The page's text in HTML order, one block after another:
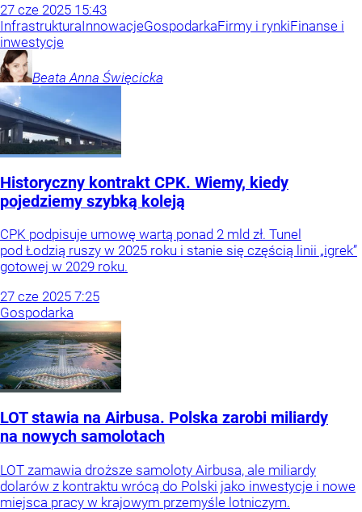
27 cze 2025 15:43
InfrastrukturaInnowacjeGospodarkaFirmy i rynkiFinanse i
inwestycje
Beata Anna Święcicka
Historyczny kontrakt CPK. Wiemy, kiedy
pojedziemy szybką koleją
CPK podpisuje umowę wartą ponad 2 mld zł. Tunel
pod Łodzią ruszy w 2025 roku i stanie się częścią linii „igrek”
gotowej w 2029 roku.
27 cze 2025 7:25
Gospodarka
LOT stawia na Airbusa. Polska zarobi miliardy
na nowych samolotach
LOT zamawia droższe samoloty Airbusa, ale miliardy
dolarów z kontraktu wrócą do Polski jako inwestycje i nowe
miejsca pracy w krajowym przemyśle lotniczym.